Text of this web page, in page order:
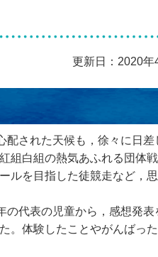
更新日：2020年
された天候も，徐々に日差
組白組の熱気あふれる団体戦
ルを目指した徒競走など，
代表の児童から，感想発表
。体験したことやがんばっ